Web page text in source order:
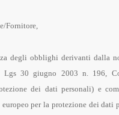
Fornitore,
degli obblighi derivanti dalla
Lgs 30 giugno 2003 n. 196,
dei dati personali) e
europeo per la protezione dei dati